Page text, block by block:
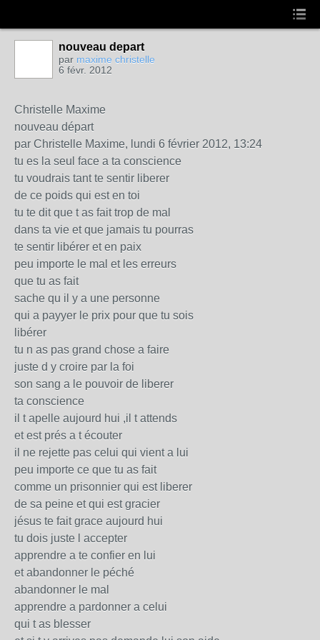
nouveau depart
par maxime christelle
6 févr. 2012
Christelle Maxime
nouveau départ
par Christelle Maxime, lundi 6 février 2012, 13:24
tu es la seul face a ta conscience
tu voudrais tant te sentir liberer
de ce poids qui est en toi
tu te dit que t as fait trop de mal
dans ta vie et que jamais tu pourras
te sentir libérer et en paix
peu importe le mal et les erreurs
que tu as fait
sache qu il y a une personne
qui a payyer le prix pour que tu sois
libérer
tu n as pas grand chose a faire
juste d y croire par la foi
son sang a le pouvoir de liberer
ta conscience
il t apelle aujourd hui ,il t attends
et est prés a t écouter
il ne rejette pas celui qui vient a lui
peu importe ce que tu as fait
comme un prisonnier qui est liberer
de sa peine et qui est gracier
jésus te fait grace aujourd hui
tu dois juste l accepter
apprendre a te confier en lui
et abandonner le péché
abandonner le mal
apprendre a pardonner a celui
qui t as blesser